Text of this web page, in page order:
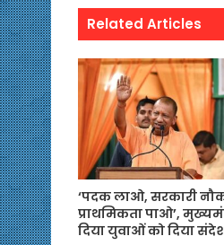
Related Articles
‘पदक लाओ, सरकारी
प्राथमिकता पाओ’,
दिया युवाओं को दिया